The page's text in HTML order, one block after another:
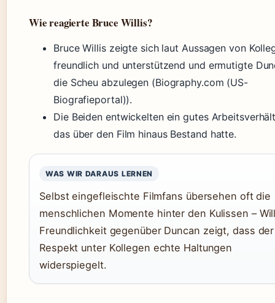
Wie reagierte Bruce Willis?
Bruce Willis zeigte sich laut Aussagen von
freundlich und unterstützend und ermutigte
die Scheu abzulegen (Biography.com (US-
Biografieportal)).
Die Beiden entwickelten ein gutes
das über den Film hinaus Bestand hatte.
WAS WIR DARAUS LERNEN
Selbst eingefleischte Filmfans übersehen oft die
menschlichen Momente hinter den Kulissen –
Freundlichkeit gegenüber Duncan zeigt, dass der
Respekt unter Kollegen echte Haltungen
widerspiegelt.